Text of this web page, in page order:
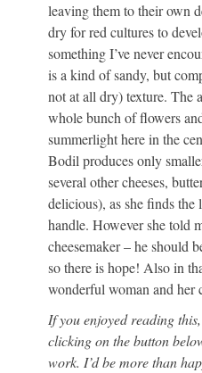
leaving them to their own
dry for red cultures to
something I’ve never
is a kind of sandy, but
not at all dry) texture. The
whole bunch of flowers
summerlight here in the
Bodil produces only
several other cheeses,
delicious), as she finds the
handle. However she told
cheesemaker – he should
so there is hope! Also in
wonderful woman and her
If you enjoyed reading
clicking on the button
work. I’d be more than